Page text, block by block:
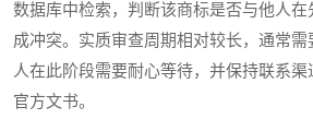
数据库中检索，判断该商标是否与他人
成冲突。实质审查周期相对较长，通常
人在此阶段需要耐心等待，并保持联系
官方文书。